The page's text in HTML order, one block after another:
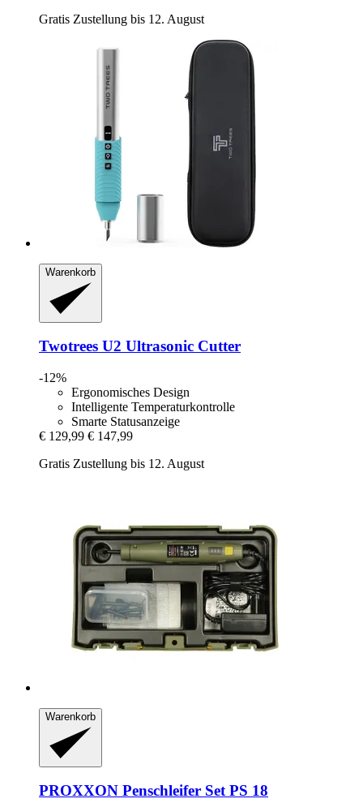
Gratis Zustellung bis 12. August
Warenkorb
Twotrees U2 Ultrasonic Cutter
-12%
Ergonomisches Design
Intelligente Temperaturkontrolle
Smarte Statusanzeige
€ 129,99 € 147,99
Gratis Zustellung bis 12. August
Warenkorb
PROXXON Penschleifer Set PS 18